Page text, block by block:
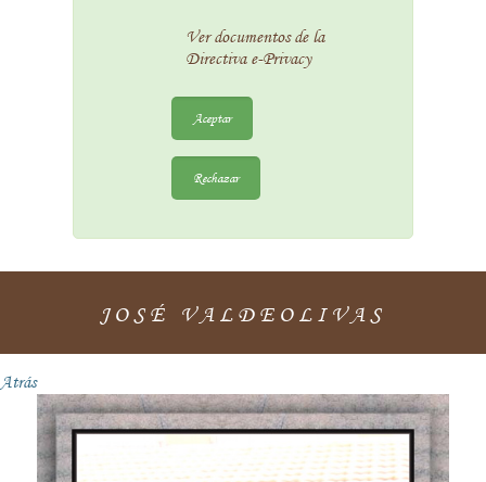
Ver documentos de la
Directiva e-Privacy
Aceptar
Rechazar
JOSÉ VALDEOLIVAS
Atrás